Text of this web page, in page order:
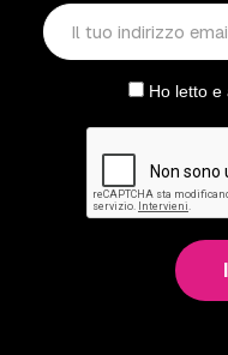
Ho letto e